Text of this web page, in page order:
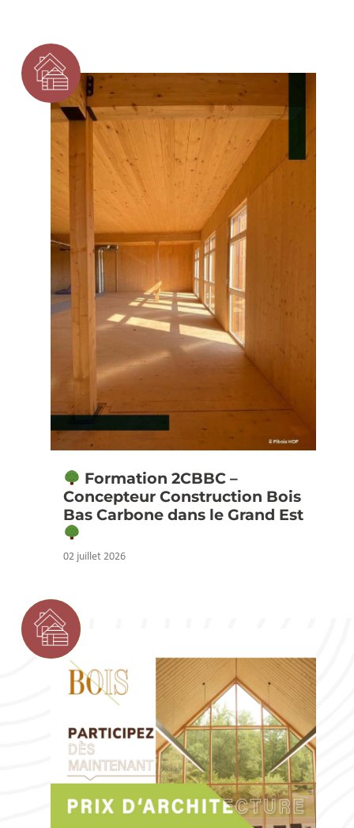
Formation 2CBBC –
Concepteur Construction Bois
Bas Carbone dans le Grand Est
02 juillet 2026